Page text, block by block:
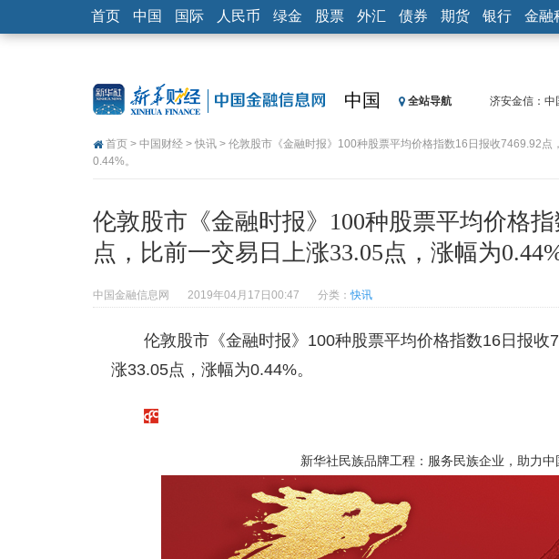
首页 中国 国际 人民币 绿金 股票 外汇 债券 期货 银行 金融
中国 全站导航
济安金信：中
记者手记：疫
济安金信：
【新华财经调
在“隐秘的角落”
央行公开市场
基本面及股
沥青期货连
首页 > 中国财经 > 快讯 > 伦敦股市《金融时报》100种股票平均价格指数16日报收7469.92点
0.44%。
伦敦股市《金融时报》100种股票平均价格指
点，比前一交易日上涨33.05点，涨幅为0.44%
中国金融信息网 2019年04月17日00:47 分类：快讯
伦敦股市《金融时报》100种股票平均价格指数16日报收
涨33.05点，涨幅为0.44%。
新华社民族品牌工程：服务民族企业，助力中